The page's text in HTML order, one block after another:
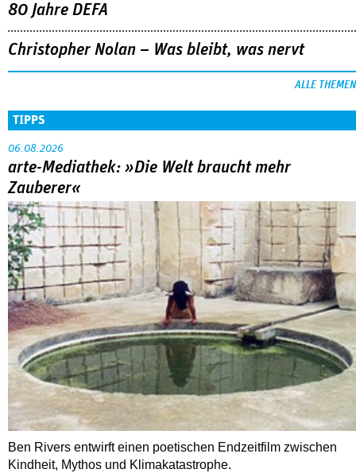
80 Jahre DEFA
Christopher Nolan – Was bleibt, was nervt
ALLE THEMEN
TIPPS
06.08.2026
arte-Mediathek: »Die Welt braucht mehr
Zauberer«
Ben Rivers entwirft einen poetischen Endzeitfilm zwischen
Kindheit, Mythos und Klimakatastrophe.